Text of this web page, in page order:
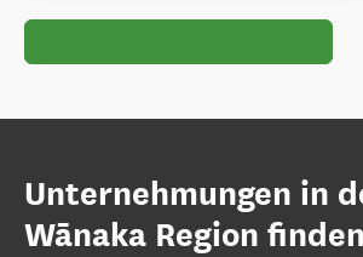
Unternehmungen in
Wānaka Region finden